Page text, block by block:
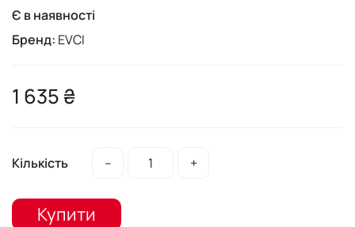
Є в наявності
Бренд: EVCI
1 635 ₴
Кількість – +
Купити